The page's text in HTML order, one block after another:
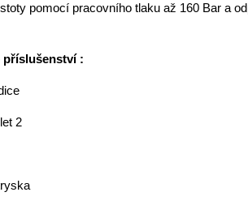
pomocí pracovního tlaku až 160 Bar a
příslušenství :
2